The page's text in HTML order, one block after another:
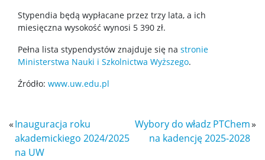
Intranet
Spis pracowników
Badania i nauka
Stypendia będą wypłacane przez trzy lata, a ich
miesięczna wysokość wynosi 5 390 zł.
Pełna lista stypendystów znajduje się na stronie
Ministerstwa Nauki i Szkolnictwa Wyższego.
Źródło: www.uw.edu.pl
«Inauguracja roku
akademickiego 2024/2025
na UW
Wybory do władz PTChem
na kadencję 2025-2028
»